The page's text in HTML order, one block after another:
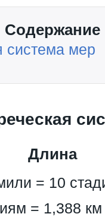
Содержание
система мер
Длина
= 10
= 1,388 км